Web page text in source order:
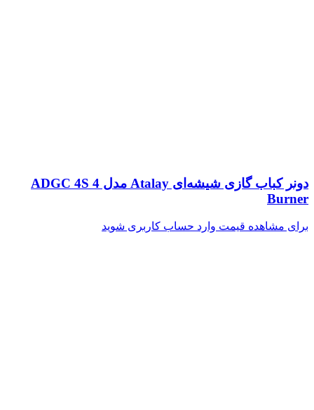
دونر کباب گازی شیشه‌ای Atalay مدل ADGC 4S 4
Burner
برای مشاهده قیمت وارد حساب کاربری شوید